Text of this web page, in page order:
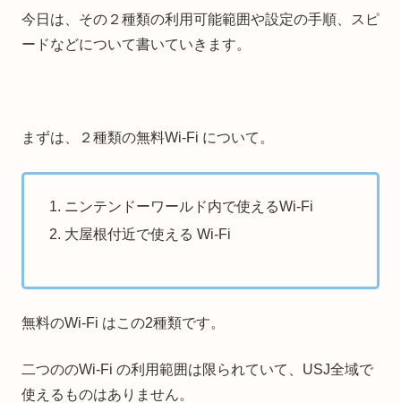
今日は、その２種類の利用可能範囲や設定の手順、スピ
ードなどについて書いていきます。
まずは、２種類の無料Wi-Fi について。
ニンテンドーワールド内で使えるWi-Fi
大屋根付近で使える Wi-Fi
無料のWi-Fi はこの2種類です。
二つののWi-Fi の利用範囲は限られていて、USJ全域で
使えるものはありません。